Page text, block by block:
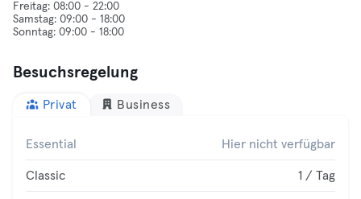
Freitag: 08:00 - 22:00
Samstag: 09:00 - 18:00
Besuchsregelung
Privat Business
Essential Hier nicht verfügbar
Classic 1 / Tag